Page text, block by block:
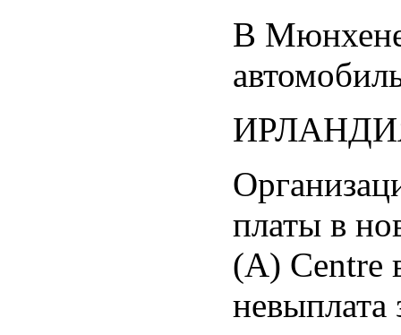
В Мюнхене
платы в
(A) Centre
невыплата